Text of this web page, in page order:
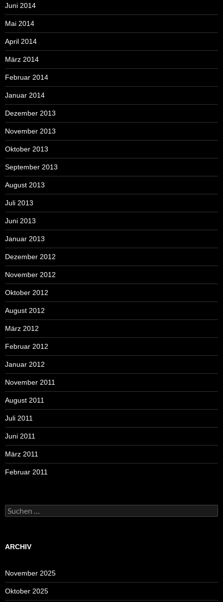
Juni 2014
Mai 2014
April 2014
März 2014
Februar 2014
Januar 2014
Dezember 2013
November 2013
Oktober 2013
September 2013
August 2013
Juli 2013
Juni 2013
Januar 2013
Dezember 2012
November 2012
Oktober 2012
August 2012
März 2012
Februar 2012
Januar 2012
November 2011
August 2011
Juli 2011
Juni 2011
März 2011
Februar 2011
Suchen
nach:
ARCHIV
November 2025
Oktober 2025